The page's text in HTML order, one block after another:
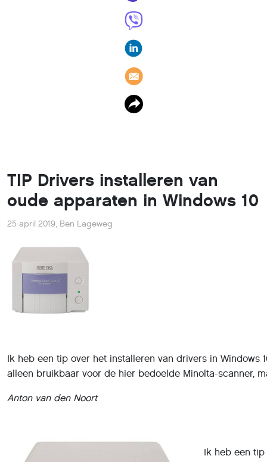
TIP Drivers installeren van
oude apparaten in Windows 10
25 april 2019, Ben Lageweg
Ik heb een tip over het installeren van drivers in Windows
alleen bruikbaar voor de hier bedoelde Minolta-scanner,
Anton van den Noort
Ik heb een